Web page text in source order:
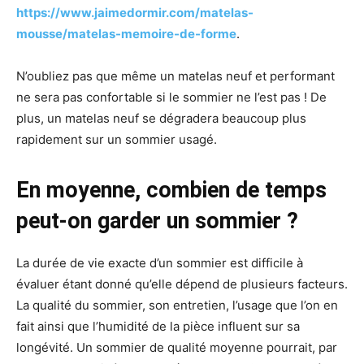
https://www.jaimedormir.com/matelas-
mousse/matelas-memoire-de-forme.
N’oubliez pas que même un matelas neuf et performant
ne sera pas confortable si le sommier ne l’est pas ! De
plus, un matelas neuf se dégradera beaucoup plus
rapidement sur un sommier usagé.
En moyenne, combien de temps
peut-on garder un sommier ?
La durée de vie exacte d’un sommier est difficile à
évaluer étant donné qu’elle dépend de plusieurs facteurs.
La qualité du sommier, son entretien, l’usage que l’on en
fait ainsi que l’humidité de la pièce influent sur sa
longévité. Un sommier de qualité moyenne pourrait, par